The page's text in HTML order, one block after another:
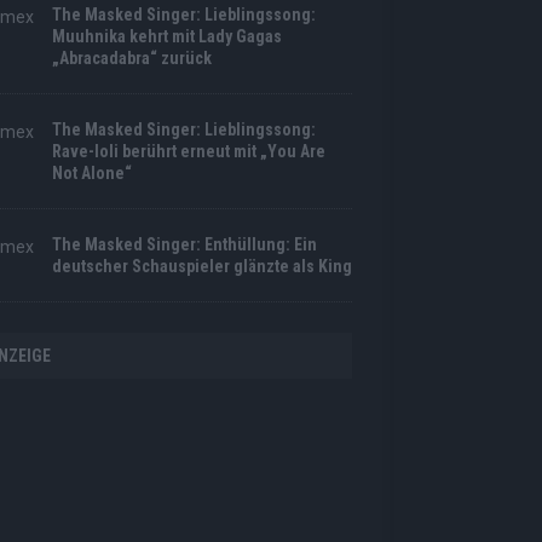
The Masked Singer: Lieblingssong:
Muuhnika kehrt mit Lady Gagas
„Abracadabra“ zurück
The Masked Singer: Lieblingssong:
Rave-Ioli berührt erneut mit „You Are
Not Alone“
The Masked Singer: Enthüllung: Ein
deutscher Schauspieler glänzte als King